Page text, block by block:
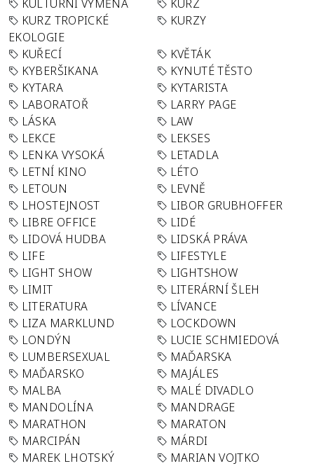
KULTURNÍ VÝMĚNA
KURZ
KURZ TROPICKÉ
EKOLOGIE
KURZY
KUŘECÍ
KVĚTÁK
KYBERŠIKANA
KYNUTÉ TĚSTO
KYTARA
KYTARISTA
LABORATOŘ
LARRY PAGE
LÁSKA
LAW
LEKCE
LEKSES
LENKA VYSOKÁ
LETADLA
LETNÍ KINO
LÉTO
LETOUN
LEVNĚ
LHOSTEJNOST
LIBOR GRUBHOFFER
LIBRE OFFICE
LIDÉ
LIDOVÁ HUDBA
LIDSKÁ PRÁVA
LIFE
LIFESTYLE
LIGHT SHOW
LIGHTSHOW
LIMIT
LITERÁRNÍ ŠLEH
LITERATURA
LÍVANCE
LIZA MARKLUND
LOCKDOWN
LONDÝN
LUCIE SCHMIEDOVÁ
LUMBERSEXUAL
MAĎARSKA
MAĎARSKO
MAJÁLES
MALBA
MALÉ DIVADLO
MANDOLÍNA
MANDRAGE
MARATHON
MARATON
MARCIPÁN
MÁRDI
MAREK LHOTSKÝ
MARIAN VOJTKO